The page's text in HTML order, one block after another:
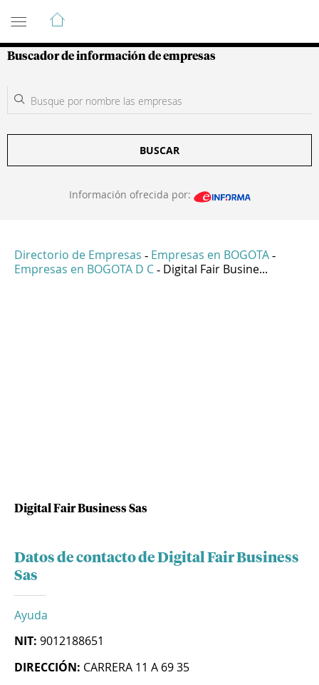
Guía de Empresas Colombianas
Buscador de información de empresas
BUSCAR
Información ofrecida por:
Directorio de Empresas - Empresas en BOGOTA -
Empresas en BOGOTA D C - Digital Fair Busine...
Digital Fair Business Sas
Datos de contacto de Digital Fair Business
Sas
Ayuda
NIT: 9012188651
DIRECCIÓN: CARRERA 11 A 69 35